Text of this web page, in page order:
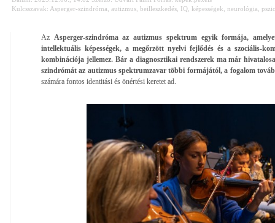
Kulcsszavak: Asperger-szindróma autizmus beilleszkedés IQ képességek neurológia
Az Asperger-szindróma az autizmus spektrum egyik formája,
intellektuális képességek, a megőrzött nyelvi fejlődés és a szociális-
kombinációja jellemez. Bár a diagnosztikai rendszerek ma már
szindrómát az autizmus spektrumzavar többi formájától, a fogalom
számára fontos identitási és önértési keretet ad.